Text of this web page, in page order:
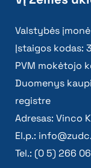
Valstybės įmonė
Įstaigos kodas:
PVM mokėtojo
Duomenys
registre
Adresas: Vinco
El.p.:
Tel.: (0 5) 266